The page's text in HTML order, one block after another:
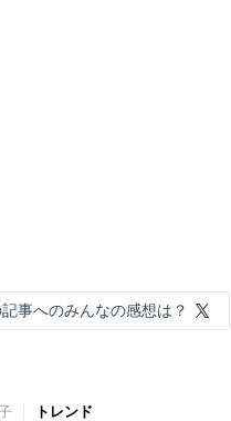
記事へのみんなの感想は？
トレンド